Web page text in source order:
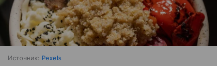
Источник: Pexels